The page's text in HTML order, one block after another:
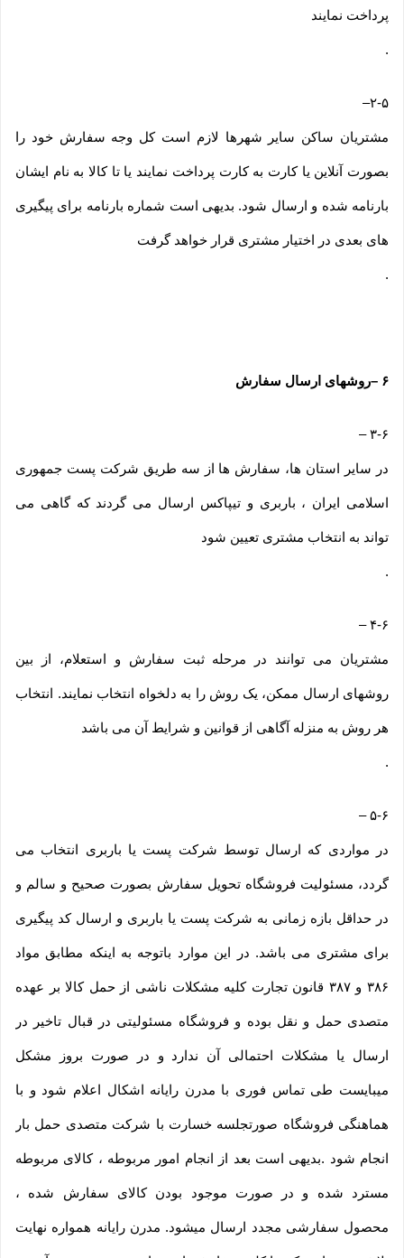
پرداخت نمایند
.
۲-۵–
مشتریان ساکن سایر شهرها لازم است کل وجه سفارش خود را
بصورت آنلاین یا کارت به کارت پرداخت نمایند یا تا کالا به نام ایشان
بارنامه شده و ارسال شود. بدیهی است شماره بارنامه برای پیگیری
های بعدی در اختیار مشتری قرار خواهد گرفت
.
۶ –روشهای ارسال سفارش
۳-۶–
در سایر استان ها، سفارش ها از سه طریق شرکت پست جمهوری
اسلامی ایران ، باربری و تیپاکس ارسال می گردند که گاهی می
تواند به انتخاب مشتری تعیین شود
.
۴-۶–
مشتریان می توانند در مرحله ثبت سفارش و استعلام، از بین
روشهای ارسال ممکن، یک روش را به دلخواه انتخاب نمایند. انتخاب
هر روش به منزله آگاهی از قوانین و شرایط آن می باشد
.
۵-۶–
در مواردی که ارسال توسط شرکت پست یا باربری انتخاب می
گردد، مسئولیت فروشگاه تحویل سفارش بصورت صحیح و سالم و
در حداقل بازه زمانی به شرکت پست یا باربری و ارسال کد پیگیری
برای مشتری می باشد. در این موارد باتوجه به اینکه مطابق مواد
۳۸۶ و ۳۸۷ قانون تجارت کلیه مشکلات ناشی از حمل کالا بر عهده
متصدی حمل و نقل بوده و فروشگاه مسئولیتی در قبال تاخیر در
ارسال یا مشکلات احتمالی آن ندارد و در صورت بروز مشکل
میبایست طی تماس فوری با مدرن رایانه اشکال اعلام شود و با
هماهنگی فروشگاه صورتجلسه خسارت با شرکت متصدی حمل بار
انجام شود .بدیهی است بعد از انجام امور مربوطه ، کالای مربوطه
مسترد شده و در صورت موجود بودن کالای سفارش شده ،
محصول سفارشی مجدد ارسال میشود. مدرن رایانه همواره نهایت